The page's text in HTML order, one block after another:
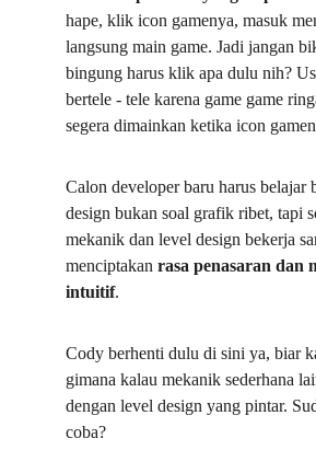
hape, klik icon gamenya, masuk
langsung main game. Jadi jangan
bingung harus klik apa dulu nih?
bertele - tele karena game game
segera dimainkan ketika icon
Calon developer baru harus belajar
design bukan soal grafik ribet, tapi
mekanik dan level design bekerja
menciptakan rasa penasaran dan
intuitif.
Cody berhenti dulu di sini ya, biar
gimana kalau mekanik sederhana
dengan level design yang pintar.
coba?